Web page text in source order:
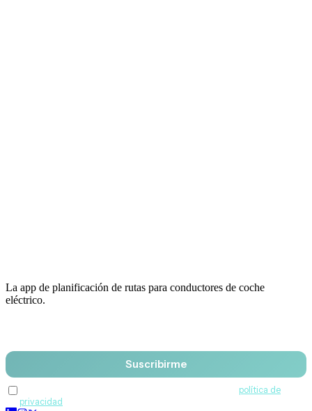
La app de planificación de rutas para conductores de coche
eléctrico.
Suscribirme
política de
privacidad